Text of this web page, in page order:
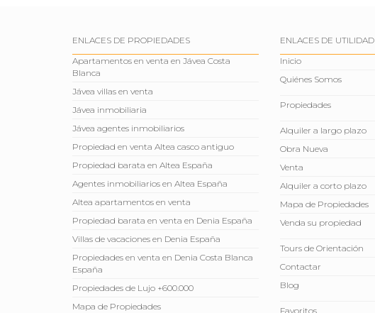
ENLACES DE PROPIEDADES
Apartamentos en venta en Jávea Costa
Blanca
Jávea villas en venta
Jávea inmobiliaria
Jávea agentes inmobiliarios
Propiedad en venta Altea casco antiguo
Propiedad barata en Altea España
Agentes inmobiliarios en Altea España
Altea apartamentos en venta
Propiedad barata en venta en Denia España
Villas de vacaciones en Denia España
Propiedades en venta en Denia Costa Blanca
España
Propiedades de Lujo +600.000
Mapa de Propiedades
ENLACES DE UTILIDAD
Inicio
Quiénes Somos
Propiedades
Alquiler a largo plazo
Obra Nueva
Venta
Alquiler a corto plazo
Mapa de Propiedades
Venda su propiedad
Tours de Orientación
Contactar
Blog
Favoritos